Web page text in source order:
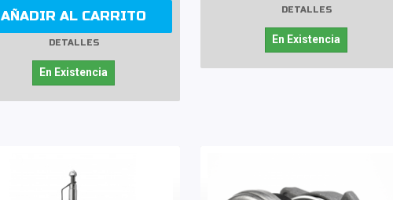
AÑADIR AL CARRITO
DETALLES
En Existencia
DETALLES
En Existencia